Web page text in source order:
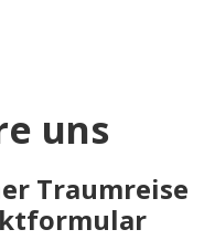
uns
Traumreise